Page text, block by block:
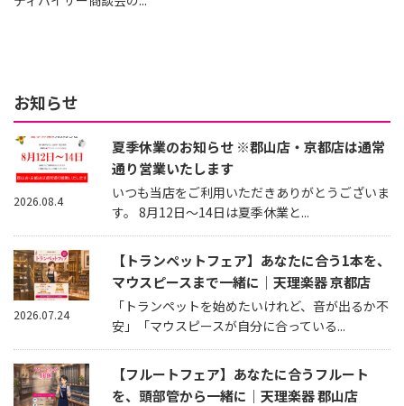
お知らせ
夏季休業のお知らせ ※郡山店・京都店は通常
通り営業いたします
いつも当店をご利用いただきありがとうございま
す。 8月12日～14日は夏季休業と...
2026.08.4
【トランペットフェア】あなたに合う1本を、
マウスピースまで一緒に｜天理楽器 京都店
「トランペットを始めたいけれど、音が出るか不
安」「マウスピースが自分に合っている...
2026.07.24
【フルートフェア】あなたに合うフルート
を、頭部管から一緒に｜天理楽器 郡山店